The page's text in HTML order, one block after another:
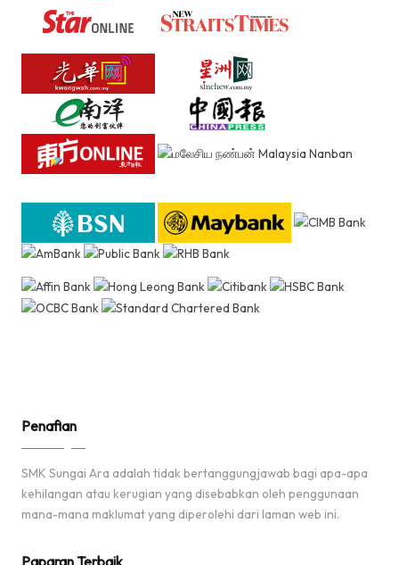
Penafian
SMK Sungai Ara adalah tidak bertanggungjawab bagi apa-apa
kehilangan atau kerugian yang disebabkan oleh penggunaan
mana-mana maklumat yang diperolehi dari laman web ini.